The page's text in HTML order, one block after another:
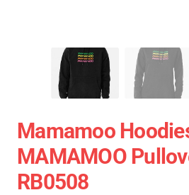
Mamamoo
MAMAMOO
RB0508